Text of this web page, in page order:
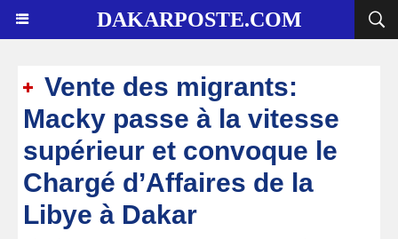
DAKARPOSTE.COM
Vente des migrants:
Macky passe à la vitesse
supérieur et convoque le
Chargé d’Affaires de la
Libye à Dakar